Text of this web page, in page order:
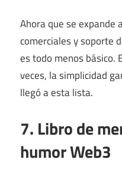
Ahora que se expande
comerciales y soporte
es todo menos básico.
veces, la simplicidad
llegó a esta lista.
7. Libro de
humor Web3